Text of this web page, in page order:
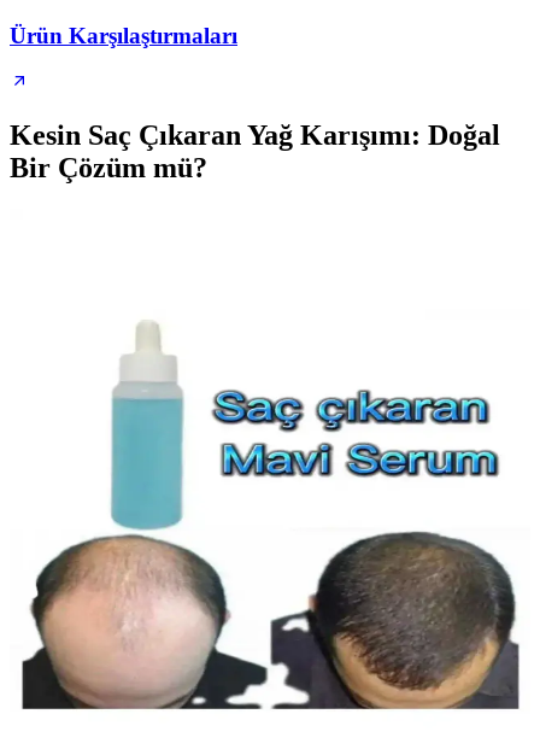
Ürün Karşılaştırmaları
Kesin Saç Çıkaran Yağ Karışımı: Doğal
Bir Çözüm mü?